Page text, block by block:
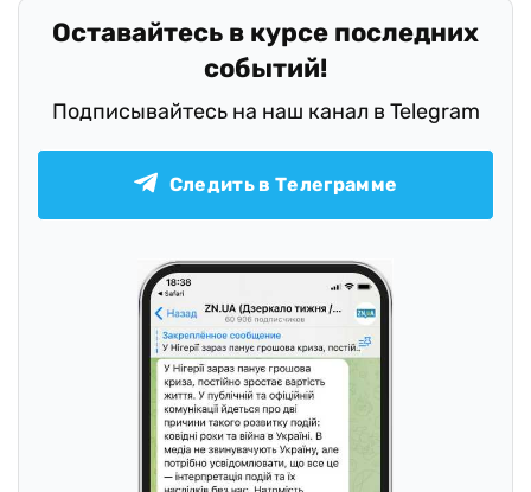
Оставайтесь в курсе последних
событий!
Подписывайтесь на наш канал в Telegram
Следить в Телеграмме